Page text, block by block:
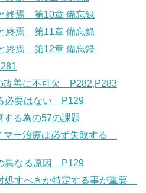
終焉 第10章 備忘録
終焉 第11章 備忘録
終焉 第12章 備忘録
改善に不可欠 P282,P283
必要はない P129
る為の57の課題
マー治療は必ず失敗する
異なる原因 P129
処すべきか特定する事が重要